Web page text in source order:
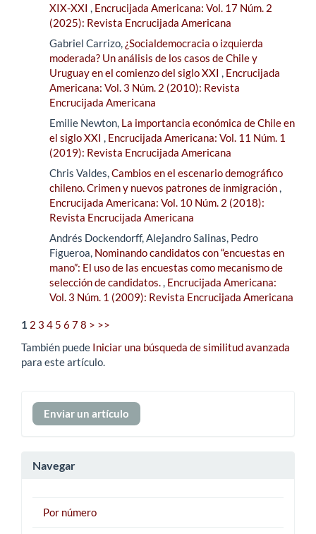
XIX-XXI , Encrucijada Americana: Vol. 17 Núm. 2
(2025): Revista Encrucijada Americana
Gabriel Carrizo, ¿Socialdemocracia o izquierda
moderada? Un análisis de los casos de Chile y
Uruguay en el comienzo del siglo XXI , Encrucijada
Americana: Vol. 3 Núm. 2 (2010): Revista
Encrucijada Americana
Emilie Newton, La importancia económica de Chile en
el siglo XXI , Encrucijada Americana: Vol. 11 Núm. 1
(2019): Revista Encrucijada Americana
Chris Valdes,Cambios en el escenario demográfico
chileno. Crimen y nuevos patrones de inmigración,
Encrucijada Americana: Vol. 10 Núm. 2 (2018):
Revista Encrucijada Americana
Andrés Dockendorff, Alejandro Salinas, Pedro
Figueroa, Nominando candidatos con “encuestas en
mano”: El uso de las encuestas como mecanismo de
selección de candidatos., Encrucijada Americana:
Vol. 3 Núm. 1 (2009): Revista Encrucijada Americana
1 2 3 4 5 6 78 > >>
También puede Iniciar una búsqueda de similitud avanzada
para este artículo.
Enviar
un
Enviar un artículo
Navegar
Por número